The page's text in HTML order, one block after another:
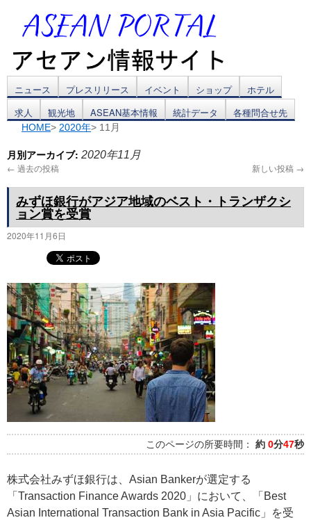
コ
ン
ン
へ
ッ
プ
ニュース プレスリリース イベント ショップ
ホテル
求人
観光地 ASEAN基本情報 統計データ 各種問合せ先
HOME> 2020年> 11月
月別アーカイブ: 2020年11月
← 過去の投稿 新しい投稿 →
みずほ銀行がアジア地域のベスト・トランザクシ
ョン賞を受賞
2020年11月6日
このページの所要時間： 約 0分47秒
株式会社みずほ銀行は、Asian Bankerが選定する
「Transaction Finance Awards 2020」において、「Best
Asian International Transaction Bank in Asia Pacific」を受